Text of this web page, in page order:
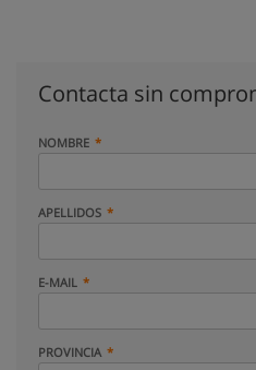
Contacta sin
NOMBRE
APELLIDOS
E-MAIL
PROVINCIA